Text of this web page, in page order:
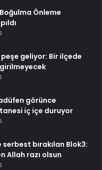
Önleme
geliyor: Bir ilçede
görünce
iç içe duruyor
bırakılan Blok3:
Allah razı olsun